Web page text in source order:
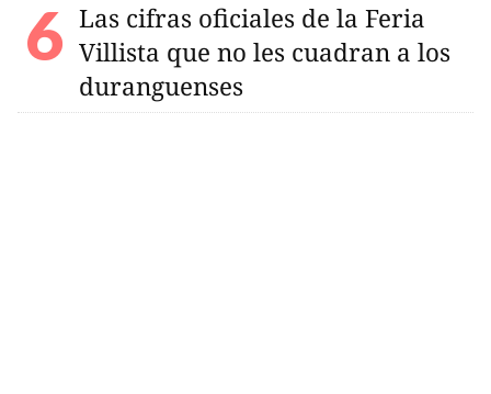
Las cifras oficiales de la Feria
Villista que no les cuadran a los
duranguenses